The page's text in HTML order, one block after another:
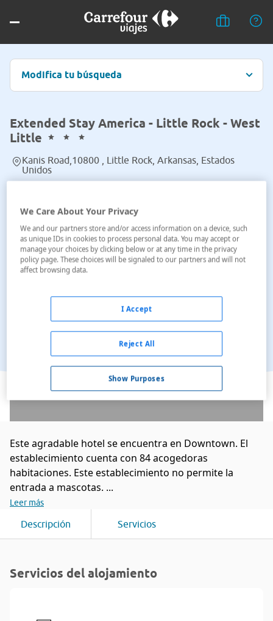
Modifica tu búsqueda
Extended Stay America - Little Rock - West
Little
Kanis Road,10800 , Little Rock, Arkansas, Estados
Unidos
Ver en el mapa
Este agradable hotel se encuentra en Downtown. El
establecimiento cuenta con 84 acogedoras
habitaciones. Este establecimiento no permite la
entrada a mascotas. ...
Leer más
Descripción Servicios
Servicios del alojamiento
We Care About Your Privacy
We and our partners store and/or access information on a device, such
as unique IDs in cookies to process personal data. You may accept or
manage your choices by clicking below or at any time in the privacy
policy page. These choices will be signaled to our partners and will not
affect browsing data.
Show Purposes
Reject All
I Accept